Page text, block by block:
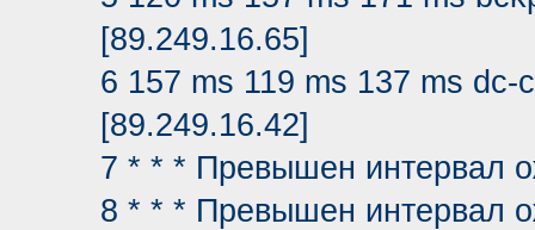
[89.249.16.65]
6 157 ms 119 ms 137 ms
[89.249.16.42]
7 * * * Превышен интервал
8 * * * Превышен интервал